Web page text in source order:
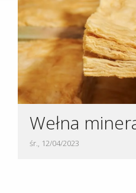
śr., 12/04/2023